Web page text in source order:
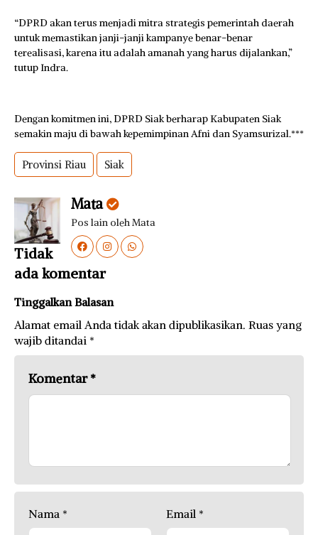
“DPRD akan terus menjadi mitra strategis pemerintah daerah
untuk memastikan janji-janji kampanye benar-benar
terealisasi, karena itu adalah amanah yang harus dijalankan,”
tutup Indra.
Dengan komitmen ini, DPRD Siak berharap Kabupaten Siak
semakin maju di bawah kepemimpinan Afni dan Syamsurizal.***
Provinsi Riau Siak
Mata
Pos lain oleh Mata
Tidak
ada komentar
Tinggalkan Balasan
Alamat email Anda tidak akan dipublikasikan. Ruas yang
wajib ditandai *
Komentar*
Nama * Email *